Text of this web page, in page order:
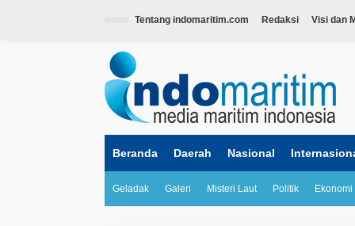
Tentang indomaritim.com Redaksi Visi dan
Beranda Daerah Nasional
Geladak Galeri Misteri Laut Politik Ekonomi